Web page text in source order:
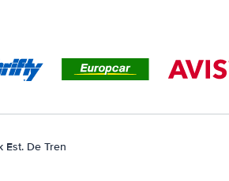
Est. De Tren